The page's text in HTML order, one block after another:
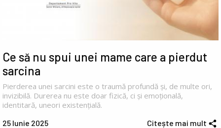
Ce să nu spui unei mame care a pierdut
sarcina
Pierderea unei sarcini este o traumă profundă și, de multe ori,
invizibilă. Durerea nu este doar fizică, ci și emoțională,
identitară, uneori existențială.
25 Iunie 2025 Citește mai mult